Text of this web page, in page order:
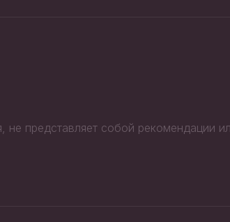
не представляет собой рекомендации